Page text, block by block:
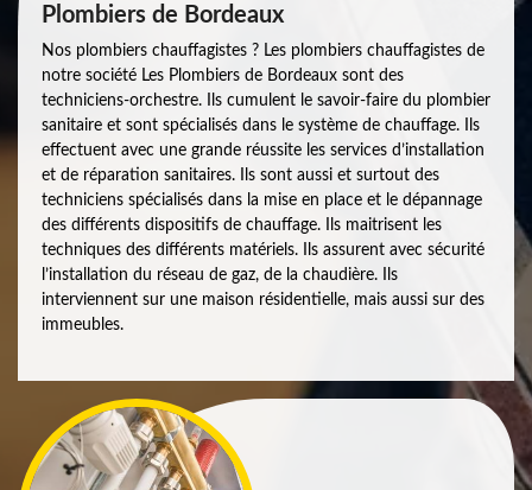
Plombiers de Bordeaux
Nos plombiers chauffagistes ? Les plombiers chauffagistes de
notre société Les Plombiers de Bordeaux sont des
techniciens-orchestre. Ils cumulent le savoir-faire du plombier
sanitaire et sont spécialisés dans le système de chauffage. Ils
effectuent avec une grande réussite les services d’installation
et de réparation sanitaires. Ils sont aussi et surtout des
techniciens spécialisés dans la mise en place et le dépannage
des différents dispositifs de chauffage. Ils maitrisent les
techniques des différents matériels. Ils assurent avec sécurité
l’installation du réseau de gaz, de la chaudière. Ils
interviennent sur une maison résidentielle, mais aussi sur des
immeubles.